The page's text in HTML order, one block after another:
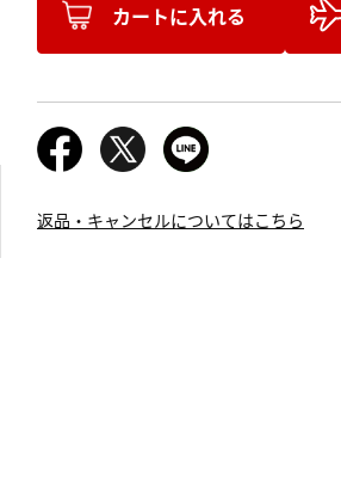
カートに入れる
返品・キャンセルについてはこちら